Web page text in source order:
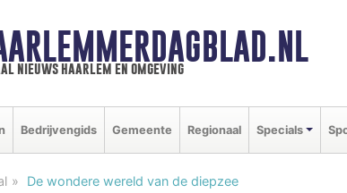
nieuws haarlem en omgeving
Bedrijvengids Gemeente Regionaal Specials
De wondere wereld van de diepzee